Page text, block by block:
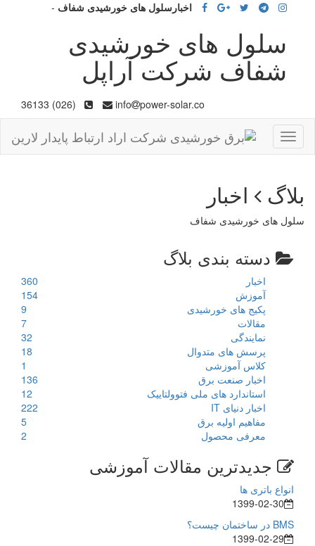
اخبارسلول های خورشیدی شفاف -
سلول های خورشیدی
شفاف شرکت آراپل
info power-solar.co
(026) 36133
Toggle
navigation
بلاگ اخبار
سلول های خورشیدی شفاف
دسته بندی بلاگ
اخبار
360
آموزش
154
پکیج های خورشیدی
9
مقالات
7
نمایندگی
32
پرسش های متدوال
18
کلاس آموزشی
1
اخبار صنعت برق
136
استاندارد های ملی فتوولتاییک
12
اخبار دنیای IT
222
مفاهیم اولیه برق
5
معرفی محصول
2
جدیدترین مقالات آموزشی
انواع باتری ها
1399-02-30
BMS در ساختمان چیست؟
1399-02-29